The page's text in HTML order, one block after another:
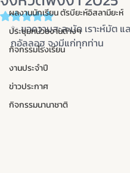
ผลงานนักเรียน ตัรบียะห์อิสลามียะห์
ประชุมหน่วยงานต่างๆ
กิจกรรมโรงเรียน
งานประจำปี
ข่าวประกาศ
กิจกรรมนานาชาติ
Rated NaN out of 5 stars.
✨ ขอความสะละมัด เราะห์มัต แ
กอัลลอฮฺ จงมีแก่ทุกท่าน